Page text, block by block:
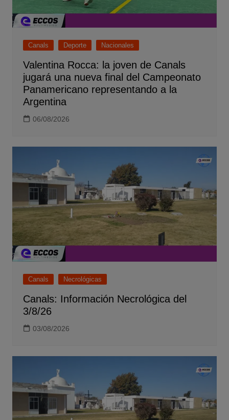
Canals Deporte Nacionales
Valentina Rocca: la joven de Canals
jugará una nueva final del Campeonato
Panamericano representando a la
Argentina
06/08/2026
Canals Necrológicas
Canals: Información Necrológica del
3/8/26
03/08/2026